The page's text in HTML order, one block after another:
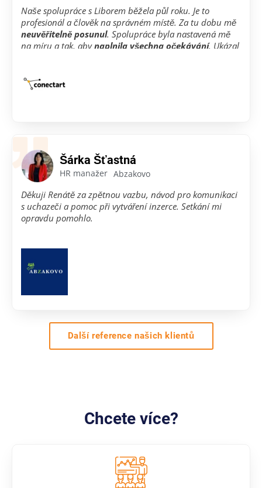
Naše spolupráce s Liborem běžela půl roku. Je to
profesionál a člověk na správném místě. Za tu dobu mě
neuvěřitelně posunul. Spolupráce byla nastavená mě
na míru a tak, abynaplnila všechna očekávání. Ukázal
Umím si srovnat práci dle priorit a
mikromanagementem
Šárka Šťastná
HR manažer Abzakovo
Děkuji Renátě za zpětnou vazbu, návod pro komunikaci
s uchazeči a pomoc při vytváření inzerce. Setkání mi
opravdu pomohlo.
Další reference našich klientů
Chcete více?